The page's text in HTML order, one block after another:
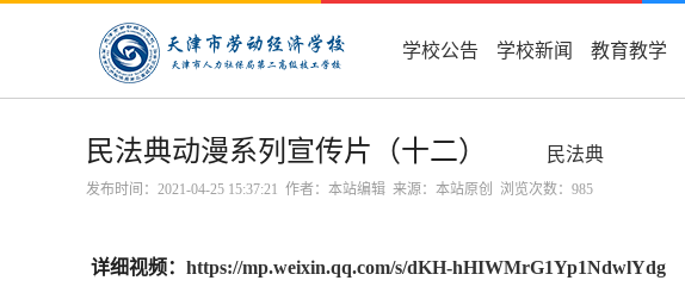
学校公告 学校新闻 教育教学
民法典动漫系列宣传片（十二） 民法典
发布时间：2021-04-25 15:37:21 作者：本站编辑 来源：本站原创 浏览次数： 985
详细视频： https://mp.weixin.qq.com/s/dKH-hHIWMrG1Yp1NdwlYdg